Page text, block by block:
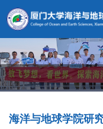
海洋与地球学院研